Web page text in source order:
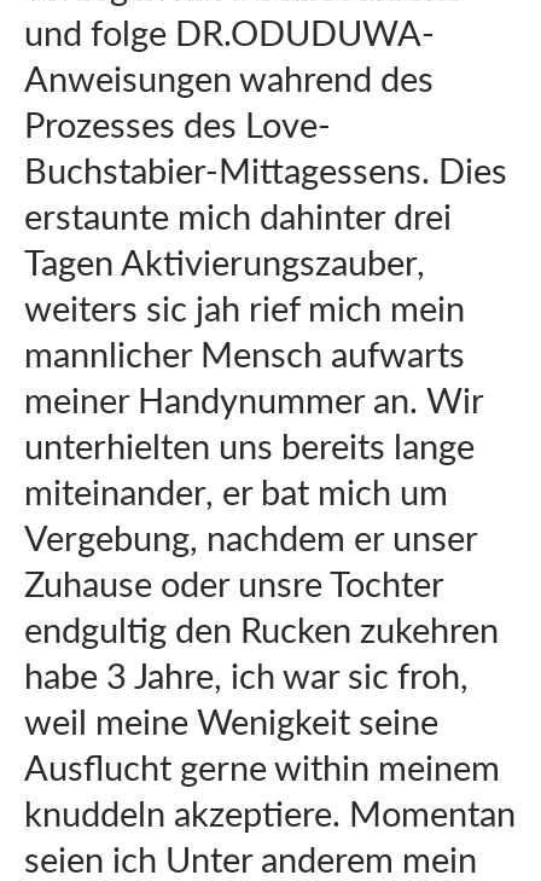
und folge DR.ODUDUWA-
Anweisungen wahrend des
Prozesses des Love-
Buchstabier-Mittagessens. Dies
erstaunte mich dahinter drei
Tagen Aktivierungszauber,
weiters sic jah rief mich mein
mannlicher Mensch aufwarts
meiner Handynummer an. Wir
unterhielten uns bereits lange
miteinander, er bat mich um
Vergebung, nachdem er unser
Zuhause oder unsre Tochter
endgultig den Rucken zukehren
habe 3 Jahre, ich war sic froh,
weil meine Wenigkeit seine
Ausflucht gerne within meinem
knuddeln akzeptiere. Momentan
seien ich Unter anderem mein